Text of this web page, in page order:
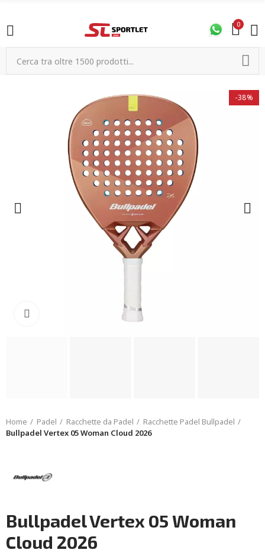
0
-38%
Home Padel Racchette da Padel
Racchette Padel Bullpadel
Bullpadel Vertex 05 Woman Cloud 2026
Bullpadel Vertex 05 Woman
Cloud 2026